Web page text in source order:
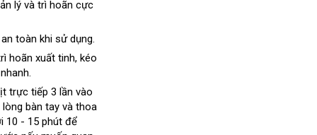
lý và trì hoãn cực
an toàn khi sử dụng.
hoãn xuất tinhthanh
, kéo
trực tiếp 3 lần vào
bàn tay và thoa
10 - 15 phút có
để